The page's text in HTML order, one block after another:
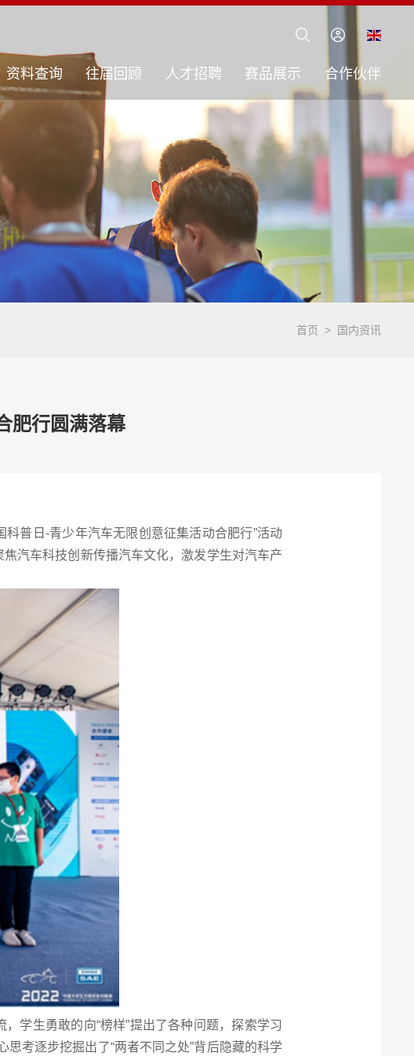
资料查询 往届回顾 人才招聘 赛品展示 合作伙伴
首页 > 国内资讯
肥行圆满落幕
普日-青少年汽车无限创意征集活动合肥行”活动
汽车科技创新传播汽车文化，激发学生对汽车产
学生勇敢的向“榜样”提出了各种问题，探索学习
考逐步挖掘出了“两者不同之处”背后隐藏的科学